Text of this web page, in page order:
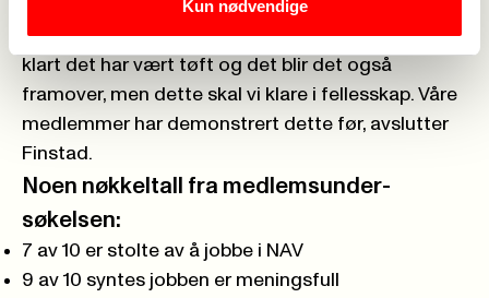
Kun nødvendige
– Våre medlemmer har stått i frontlinja i en lang
pandemi og nå venter en flyktningkrise. Det er
klart det har vært tøft og det blir det også
framover, men dette skal vi klare i fellesskap. Våre
medlemmer har demonstrert dette før, avslutter
Finstad.
Noen nøkkeltall fra medlemsunder­
søkelsen:
7 av 10 er stolte av å jobbe i NAV
9 av 10 syntes jobben er meningsfull